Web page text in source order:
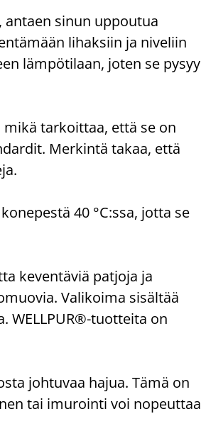
sinun uppoutua
lihaksiin ja niveliin
lämpötilaan, joten se pysyy
mikä tarkoittaa, että se on
Merkintä takaa, että
40 °C:ssa, jotta se
keventäviä patjoja ja
Valikoima sisältää
WELLPUR®-tuotteita on
johtuvaa hajua. Tämä on
tai imurointi voi nopeuttaa